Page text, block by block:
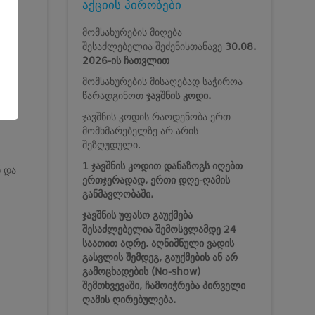
და
აქციის პირობები
მომსახურების მიღება
შესაძლებელია შეძენისთანავე 30.08.
2026-ის ჩათვლით
მომსახურების მისაღებად საჭიროა
წარადგინოთ ჯავშნის კოდი.
ჯავშნის კოდის რაოდენობა ერთ
მომხმარებელზე არ არის
შეზღუდული.
1 ჯავშნის კოდით დანაზოგს იღებთ
ერთჯერადად, ერთი დღე-ღამის
განმავლობაში.
ჯავშნის უფასო გაუქმება
შესაძლებელია შემოსვლამდე 24
საათით ადრე. აღნიშნული ვადის
გასვლის შემდეგ, გაუქმების ან არ
გამოცხადების (No-show)
შემთხვევაში, ჩამოიჭრება პირველი
ღამის ღირებულება.